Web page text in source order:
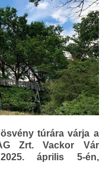
túrára várja a
Zrt. Vackor Vár
április 5-én,